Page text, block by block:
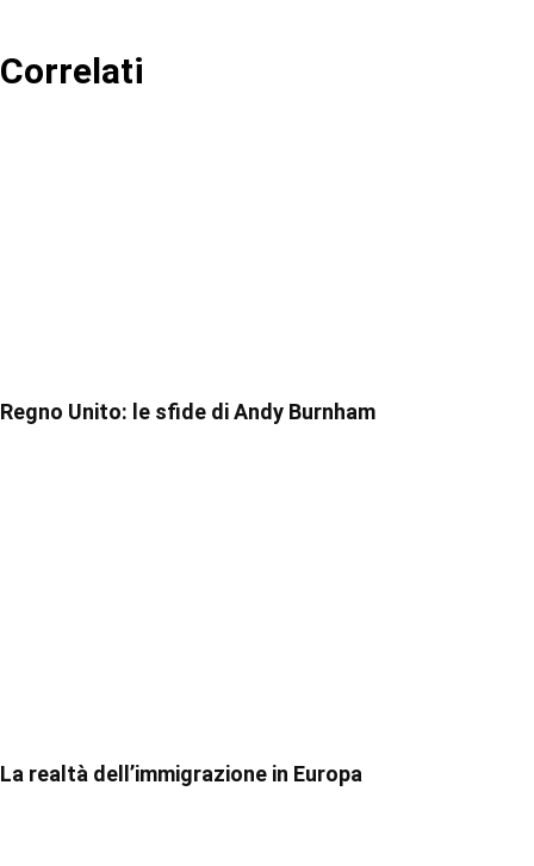
Correlati
Regno Unito: le sfide di Andy Burnham
La realtà dell’immigrazione in Europa